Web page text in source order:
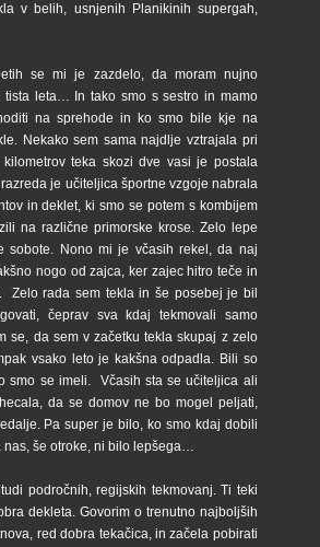
v belih, usnjenih Planikinih supergah,
se mi je zazdelo, da moram nujno
tista leta… In tako smo s sestro in mamo
na sprehode in ko smo bile kje na
Nekako sem sama najdlje vztrajala pri
teka skozi dve vasi je postala
je učiteljica športne vzgoje nabrala
in deklet, ki smo se potem s kombijem
na različne primorske krose. Zelo lepe
sobote. Nono mi je včasih rekel, da naj
nogo od zajca, ker zajec hitro teče in
Zelo rada sem tekla in še posebej je bil
čeprav sva kdaj tekmovali samo
se, da sem v začetku tekla skupaj z zelo
vsako leto je kakšna odpadla. Bili so
smo se imeli. Včasih sta se učiteljica ali
da se domov ne bo mogel peljati,
Pa super je bilo, ko smo kdaj dobili
nas, še otroke, ni bilo lepšega…
področnih, regijskih tekmovanj. Ti teki
dekleta. Govorim o trenutno najboljših
red dobra tekačica, in začela pobirati